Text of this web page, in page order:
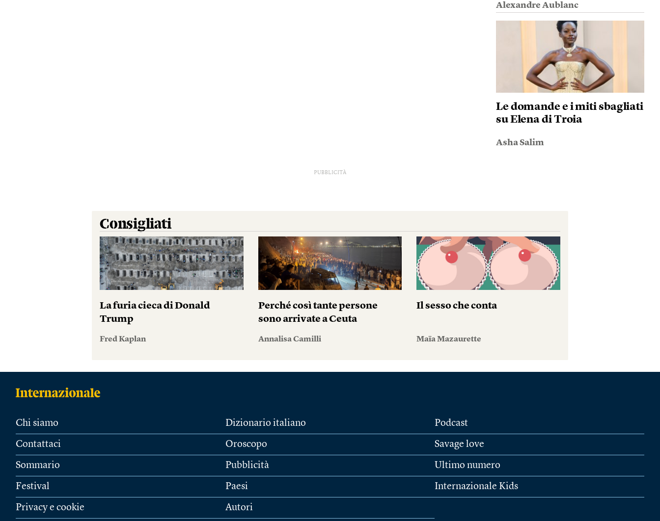
Alexandre Aublanc
Le domande e i miti sbagliati
su Elena di Troia
Asha Salim
PUBBLICITÀ
Consigliati
La furia cieca di Donald
Trump
Fred Kaplan
Perché così tante persone
sono arrivate a Ceuta
Annalisa Camilli
Il sesso che conta
Maïa Mazaurette
Chi siamo
Contattaci
Sommario
Festival
Privacy e cookie
Dizionario italiano
Oroscopo
Pubblicità
Paesi
Autori
Podcast
Savage love
Ultimo numero
Internazionale Kids